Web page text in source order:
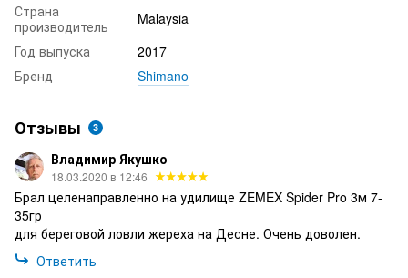
Страна
производитель
Malaysia
Год выпуска
2017
Бренд
Shimano
Отзывы 3
Владимир Якушко
18.03.2020 в 12:46
Брал целенаправленно на удилище ZEMEX Spider Pro 3м 7-
35гр
для береговой ловли жереха на Десне. Очень доволен.
Ответить